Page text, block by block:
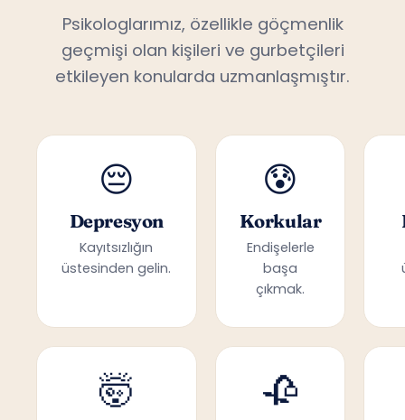
Psikologlarımız, özellikle göçmenlik
geçmişi olan kişileri ve gurbetçileri
etkileyen konularda uzmanlaşmıştır.
😔
Depresyon
Kayıtsızlığın
üstesinden gelin.
😰
Korkular
Endişelerle
başa
çıkmak.
🤯 🥀